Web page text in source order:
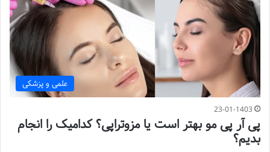
علمی و پزشکی
23-01-1403
پی آر پی مو بهتر است یا مزوتراپی؟ کدامیک را انجام
بدیم؟